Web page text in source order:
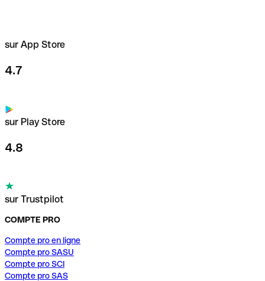
sur App Store
4.7
sur Play Store
4.8
sur Trustpilot
COMPTE PRO
Compte pro en ligne
Compte pro SASU
Compte pro SCI
Compte pro SAS